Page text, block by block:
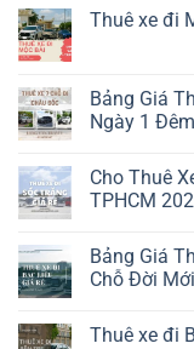
Thuê xe đi
Bảng Giá
Ngày 1
Cho Thuê
TPHCM
Bảng Giá
Chỗ Đời Mới
Thuê xe đi